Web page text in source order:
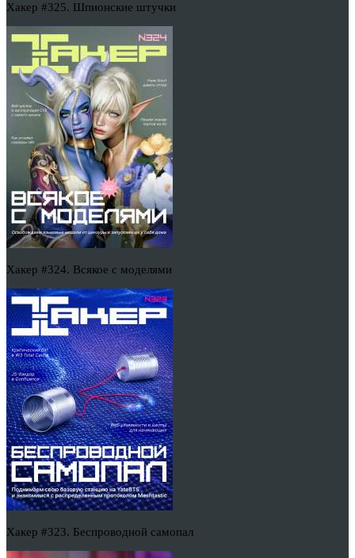
Хакер #325. Шпионские штучки
Хакер #324. Всякое с моделями
Хакер #323. Беспроводной самопал